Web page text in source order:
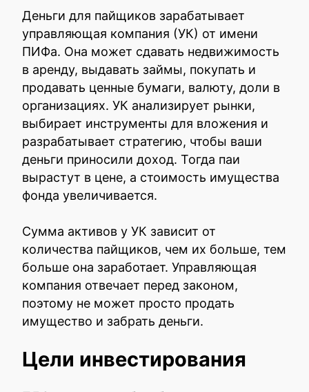
Деньги для пайщиков зарабатывает
управляющая компания (УК) от имени
ПИФа. Она может сдавать недвижимость
в аренду, выдавать займы, покупать и
продавать ценные бумаги, валюту, доли в
организациях. УК анализирует рынки,
выбирает инструменты для вложения и
разрабатывает стратегию, чтобы ваши
деньги приносили доход. Тогда паи
вырастут в цене, а стоимость имущества
фонда увеличивается.
Сумма активов у УК зависит от
количества пайщиков, чем их больше, тем
больше она заработает. Управляющая
компания отвечает перед законом,
поэтому не может просто продать
имущество и забрать деньги.
Цели инвестирования